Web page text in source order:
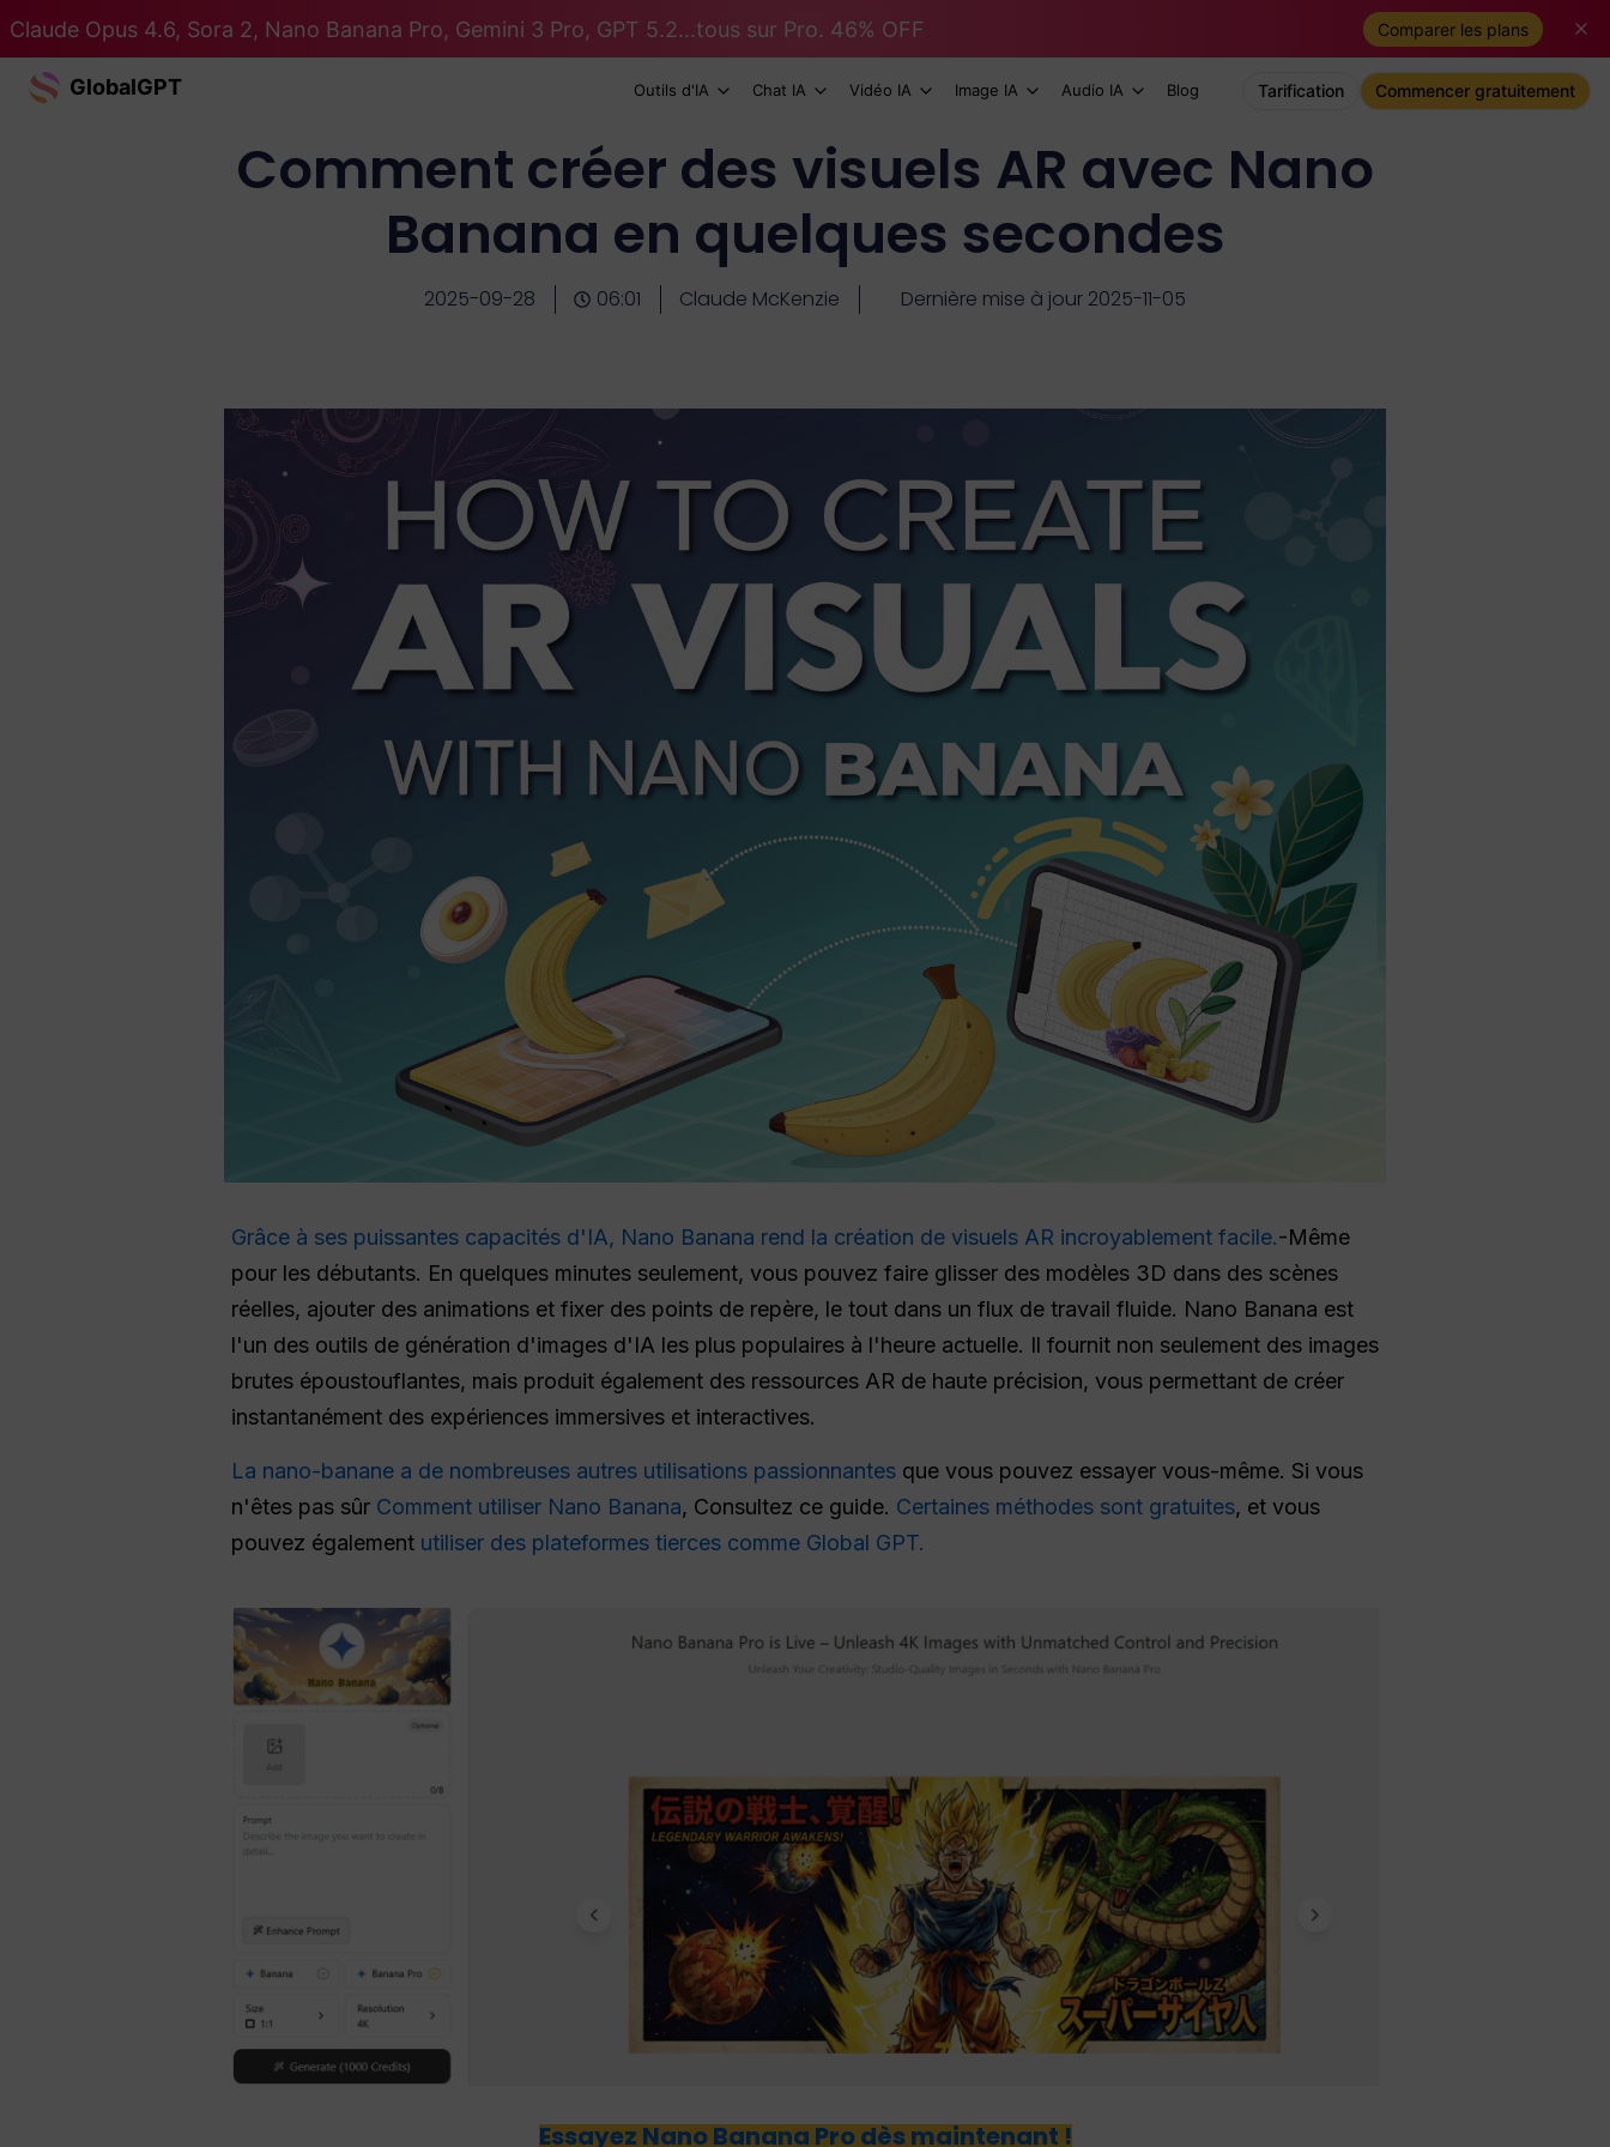
Claude Opus 4.6, Sora 2, Nano Banana Pro, Gemini 3 Pro, GPT 5.2...tous sur Pro. 46% OFF Comparer les plans
GlobalGPT Outils d'IA Chat IA Vidéo IA Image IA Audio IA Blog Tarification Commencer gratuitement
Comment créer des visuels AR avec Nano
Banana en quelques secondes
2025-09-28 06:01 Claude McKenzie Dernière mise à jour 2025-11-05
Grâce à ses puissantes capacités d'IA, Nano Banana rend la création de visuels AR incroyablement facile.-Même
pour les débutants. En quelques minutes seulement, vous pouvez faire glisser des modèles 3D dans des scènes
réelles, ajouter des animations et fixer des points de repère, le tout dans un flux de travail fluide. Nano Banana est
l'un des outils de génération d'images d'IA les plus populaires à l'heure actuelle. Il fournit non seulement des images
brutes époustouflantes, mais produit également des ressources AR de haute précision, vous permettant de créer
instantanément des expériences immersives et interactives.
La nano-banane a de nombreuses autres utilisations passionnantes que vous pouvez essayer vous-même. Si vous
n'êtes pas sûr Comment utiliser Nano Banana, Consultez ce guide. Certaines méthodes sont gratuites, et vous
pouvez également utiliser des plateformes tierces comme Global GPT.
Essayez Nano Banana Pro dès maintenant !